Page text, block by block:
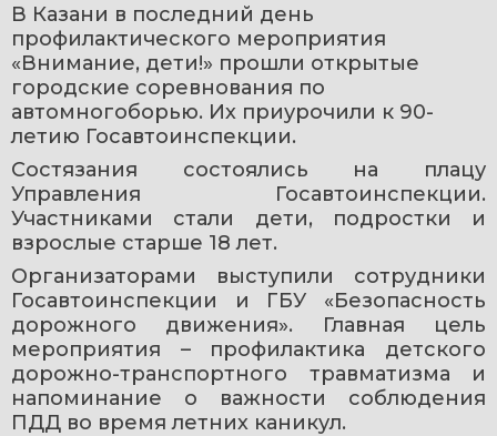
В Казани в последний день
профилактического мероприятия
«Внимание, дети!» прошли открытые
городские соревнования по
автомногоборью. Их приурочили к 90-
летию Госавтоинспекции.
Состязания состоялись на плацу
Управления Госавтоинспекции.
Участниками стали дети, подростки и
взрослые старше 18 лет.
Организаторами выступили сотрудники
Госавтоинспекции и ГБУ «Безопасность
дорожного движения». Главная цель
мероприятия – профилактика детского
дорожно-транспортного травматизма и
напоминание о важности соблюдения
ПДД во время летних каникул.